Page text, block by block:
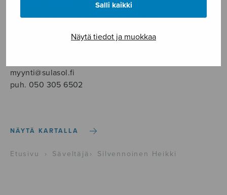
Salli kaikki
Näytä tiedot ja muokkaa
ma–pe klo 10–16 tai sopimuksen mukaan
Tallberginkatu 1 B, 1,5 krs.
myynti@sulasol.fi
puh. 050 305 6502
NÄYTÄ KARTALLA
Etusivu › Säveltäjä › Silvennoinen Heikki